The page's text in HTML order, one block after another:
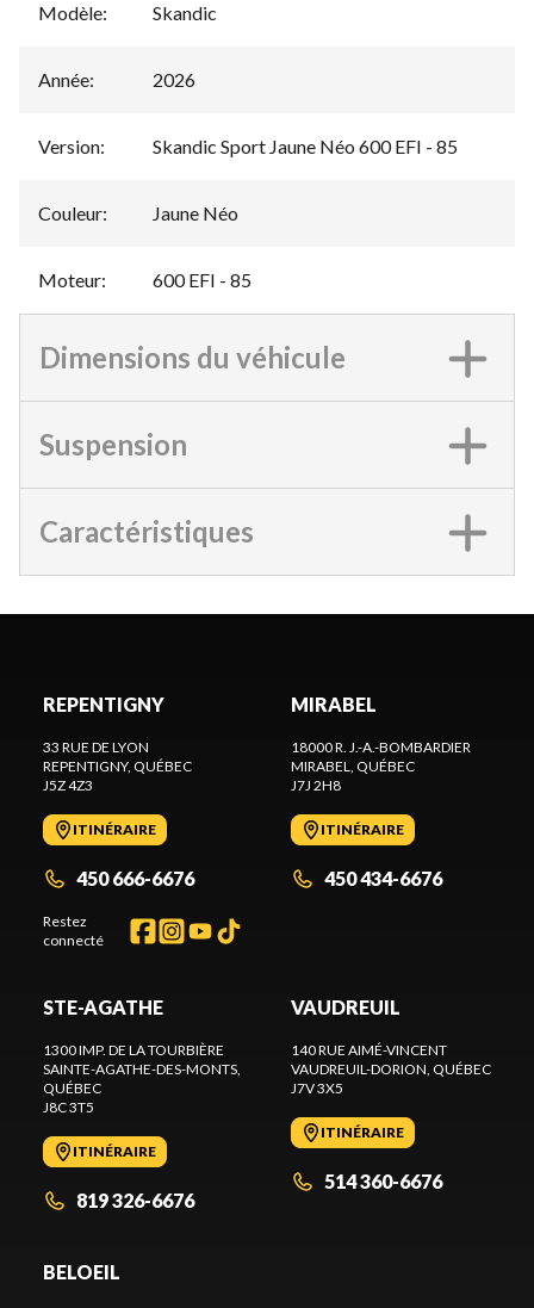
Modèle: Skandic
Année: 2026
Version: Skandic Sport Jaune Néo 600 EFI - 85
Couleur: Jaune Néo
Moteur: 600 EFI - 85
Dimensions du véhicule
Suspension
Caractéristiques
REPENTIGNY
33 RUE DE LYON
REPENTIGNY, QUÉBEC
J5Z 4Z3
ITINÉRAIRE
450 666-6676
Restez
connecté
MIRABEL
18000 R. J.-A.-BOMBARDIER
MIRABEL, QUÉBEC
J7J 2H8
ITINÉRAIRE
450 434-6676
STE-AGATHE
1300 IMP. DE LA TOURBIÈRE
SAINTE-AGATHE-DES-MONTS,
QUÉBEC
J8C 3T5
ITINÉRAIRE
819 326-6676
VAUDREUIL
140 RUE AIMÉ-VINCENT
VAUDREUIL-DORION, QUÉBEC
J7V 3X5
ITINÉRAIRE
514 360-6676
BELOEIL